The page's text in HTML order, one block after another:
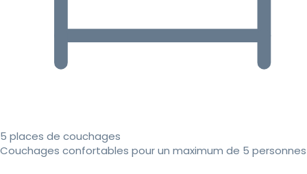
5 places de couchages
Couchages confortables pour un maximum de 5 personnes